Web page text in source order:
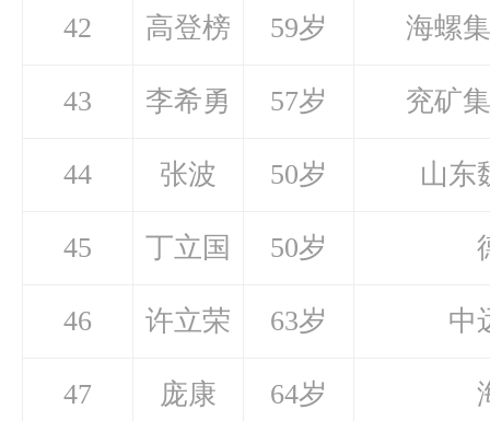
42 高登榜 59岁 海螺
43 李希勇 57岁 兖矿
44 张波 50岁 山东
45 丁立国 50岁
46 许立荣 63岁 中
47 庞康 64岁